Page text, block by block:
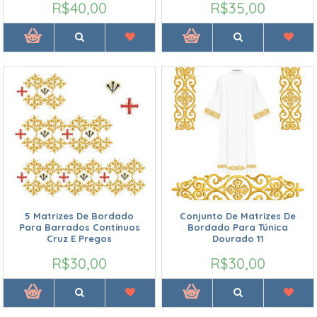
R$40,00 R$35,00
5 Matrizes De Bordado
Para Barrados Contínuos
Cruz E Pregos
R$30,00
Conjunto De Matrizes De
Bordado Para Túnica
Dourado 11
R$30,00